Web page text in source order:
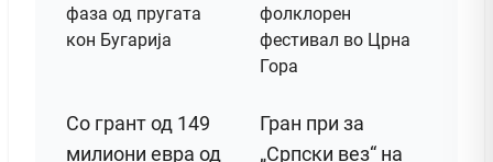
Со грант од 149
милиони евра од
Гран при за
„Српски вез“ на